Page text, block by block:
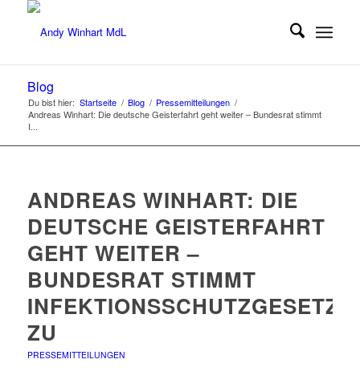
Blog
Du bist hier: Startseite / Blog / Pressemitteilungen /
Andreas Winhart: Die deutsche Geisterfahrt geht weiter – Bundesrat stimmt
I...
ANDREAS WINHART: DIE
DEUTSCHE GEISTERFAHRT
GEHT WEITER –
BUNDESRAT STIMMT
INFEKTIONSSCHUTZGESETZ
ZU
PRESSEMITTEILUNGEN